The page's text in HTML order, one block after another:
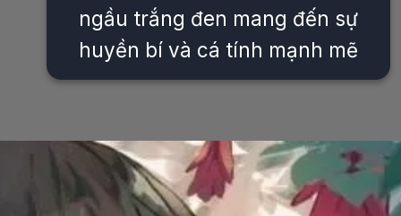
ngầu trắng đen mang đến sự
huyền bí và cá tính mạnh mẽ
Đang mở https://issiloo.edu.vn/avatar-anime